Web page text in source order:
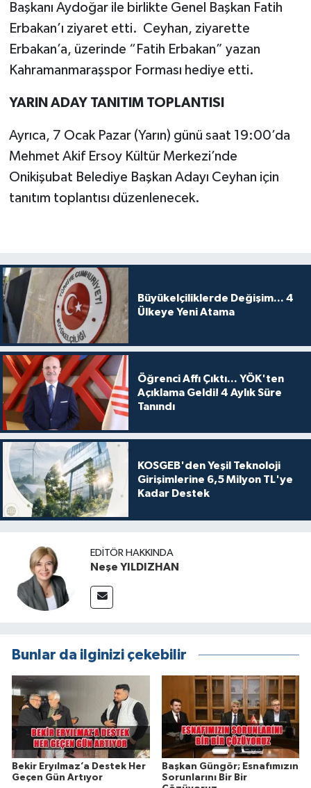
Başkanı Aydoğar ile birlikte Genel Başkan Fatih
Erbakan’ı ziyaret etti. Ceyhan, ziyarette
Erbakan’a, üzerinde “Fatih Erbakan” yazan
Kahramanmaraşspor Forması hediye etti.
YARIN ADAY TANITIM TOPLANTISI
Ayrıca, 7 Ocak Pazar (Yarın) günü saat 19:00’da
Mehmet Akif Ersoy Kültür Merkezi’nde
Onikişubat Belediye Başkan Adayı Ceyhan için
tanıtım toplantısı düzenlenecek.
Büyükelçiliklerde Değişim... 4
Ülkeye Yeni Atama
Öğrenci Affı Çıktı... YÖK'ten
Açıklama Geldi! 4 Aylık Süre
Tanındı
KOSGEB'den Yeşil Teknoloji
Girişimlerine 6,5 Milyon TL'ye
Kadar Destek
EDITÖR HAKKINDA
Neşe YILDIZHAN
Bunlar da ilginizi çekebilir
Bekir Eryılmaz’a Destek Her
Geçen Gün Artıyor
Başkan Güngör; Esnafımızın
Sorunlarını Bir Bir